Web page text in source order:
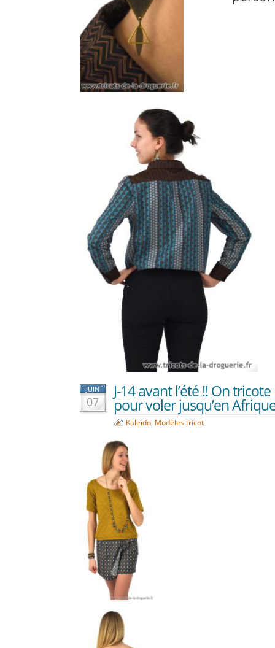
JUIN
07
J-14 avant l’été !! On
pour voler jusqu’en
Kaleïdo, Modèles tricot